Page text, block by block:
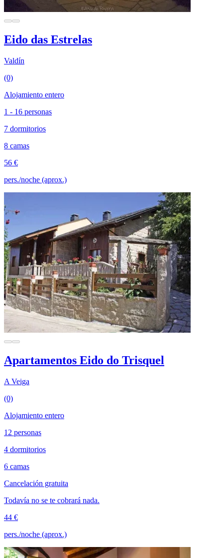
Eido das Estrelas
Valdín
(0)
Alojamiento entero
1 - 16 personas
7 dormitorios
8 camas
56 €
pers./noche (aprox.)
Apartamentos Eido do Trisquel
A Veiga
(0)
Alojamiento entero
12 personas
4 dormitorios
6 camas
Cancelación gratuita
Todavía no se te cobrará nada.
44 €
pers./noche (aprox.)